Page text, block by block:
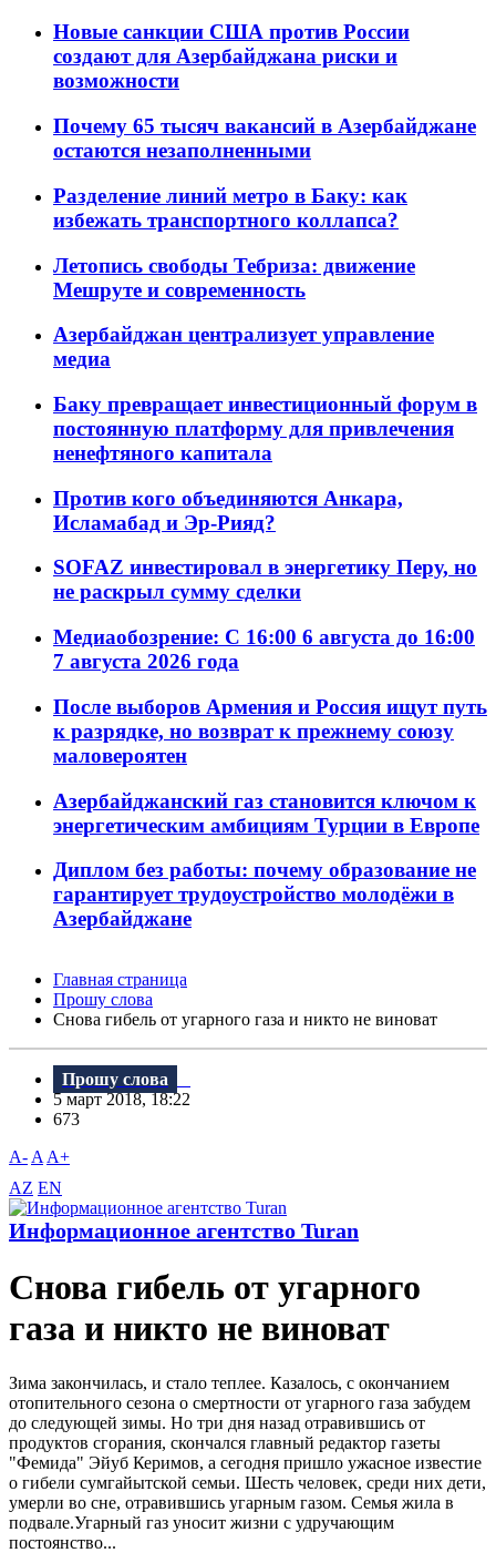
Новые санкции США против России
создают для Азербайджана риски и
возможности
Почему 65 тысяч вакансий в Азербайджане
остаются незаполненными
Разделение линий метро в Баку: как
избежать транспортного коллапса?
Летопись свободы Тебриза: движение
Мешруте и современность
Азербайджан централизует управление
медиа
Баку превращает инвестиционный форум в
постоянную платформу для привлечения
ненефтяного капитала
Против кого объединяются Анкара,
Исламабад и Эр-Рияд?
SOFAZ инвестировал в энергетику Перу, но
не раскрыл сумму сделки
Медиаобозрение: С 16:00 6 августа до 16:00
7 августа 2026 года
После выборов Армения и Россия ищут путь
к разрядке, но возврат к прежнему союзу
маловероятен
Азербайджанский газ становится ключом к
энергетическим амбициям Турции в Европе
Диплом без работы: почему образование не
гарантирует трудоустройство молодёжи в
Азербайджане
Главная страница
Прошу слова
Снова гибель от угарного газа и никто не виноват
Прошу слова
5 март 2018, 18:22
673
A- A A+
AZ EN
Информационное агентство Turan
Снова гибель от угарного
газа и никто не виноват
Зима закончилась, и стало теплее. Казалось, с окончанием
отопительного сезона о смертности от угарного газа забудем
до следующей зимы. Но три дня назад отравившись от
продуктов сгорания, скончался главный редактор газеты
"Фемида" Эйуб Керимов, а сегодня пришло ужасное известие
о гибели сумгайытской семьи. Шесть человек, среди них дети,
умерли во сне, отравившись угарным газом. Семья жила в
подвале.Угарный газ уносит жизни с удручающим
постоянство...